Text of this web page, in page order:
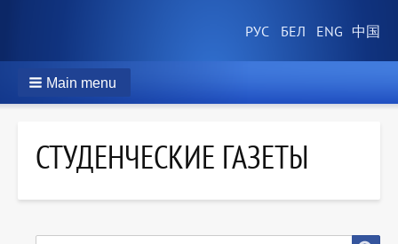
Main menu
СТУДЕНЧЕСКИЕ ГАЗЕТЫ